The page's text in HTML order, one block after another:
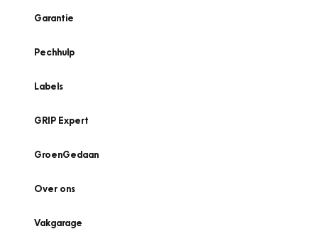
Garantie
Pechhulp
Labels
GRIP Expert
GroenGedaan
Over ons
Vakgarage